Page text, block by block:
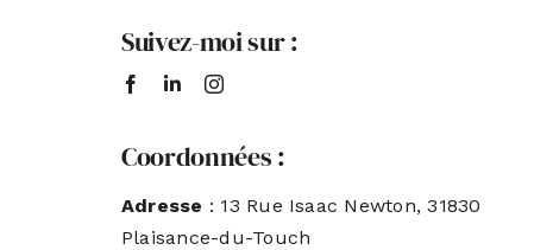
Suivez-moi sur :
Coordonnées :
Adresse : 13 Rue Isaac Newton, 31830
Plaisance-du-Touch